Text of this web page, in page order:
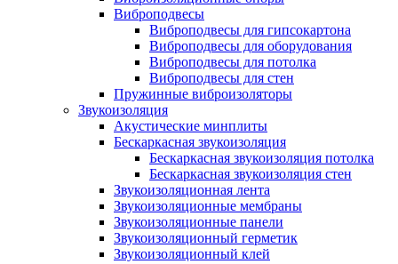
Виброподвесы
Виброподвесы для гипсокартона
Виброподвесы для оборудования
Виброподвесы для потолка
Виброподвесы для стен
Пружинные виброизоляторы
Звукоизоляция
Акустические минплиты
Бескаркасная звукоизоляция
Бескаркасная звукоизоляция потолка
Бескаркасная звукоизоляция стен
Звукоизоляционная лента
Звукоизоляционные мембраны
Звукоизоляционные панели
Звукоизоляционный герметик
Звукоизоляционный клей